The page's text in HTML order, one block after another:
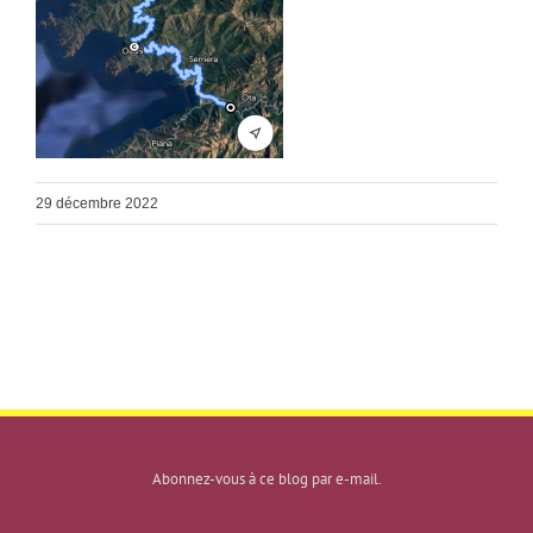
29 décembre 2022
Abonnez-vous à ce blog par e-mail.